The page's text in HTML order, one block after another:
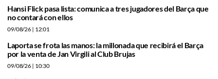
Hansi Flick pasa lista: comunica a tres jugadores del Barça que
no contará con ellos
09/08/26 | 12:01
Laporta se frota las manos: la millonada que recibirá el Barça
por la venta de Jan Virgili al Club Brujas
09/08/26 | 10:30